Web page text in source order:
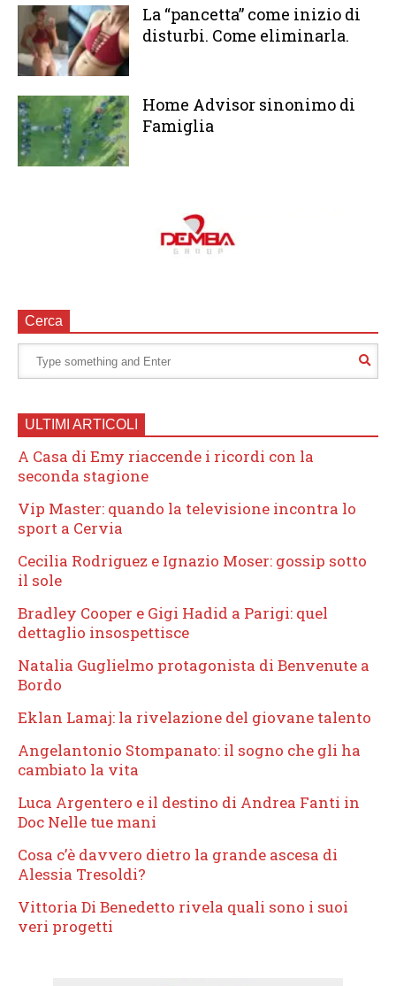
La “pancetta” come inizio di
disturbi. Come eliminarla.
Home Advisor sinonimo di
Famiglia
Cerca
ULTIMI ARTICOLI
A Casa di Emy riaccende i ricordi con la
seconda stagione
Vip Master: quando la televisione incontra lo
sport a Cervia
Cecilia Rodriguez e Ignazio Moser: gossip sotto
il sole
Bradley Cooper e Gigi Hadid a Parigi: quel
dettaglio insospettisce
Natalia Guglielmo protagonista di Benvenute a
Bordo
Eklan Lamaj: la rivelazione del giovane talento
Angelantonio Stompanato: il sogno che gli ha
cambiato la vita
Luca Argentero e il destino di Andrea Fanti in
Doc Nelle tue mani
Cosa c’è davvero dietro la grande ascesa di
Alessia Tresoldi?
Vittoria Di Benedetto rivela quali sono i suoi
veri progetti